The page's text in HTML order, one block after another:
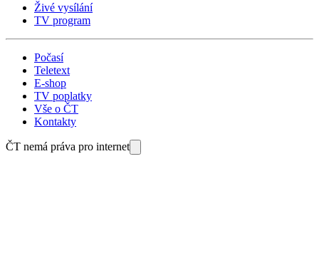
Živé vysílání
TV program
Počasí
Teletext
E-shop
TV poplatky
Vše o ČT
Kontakty
ČT nemá práva pro internet